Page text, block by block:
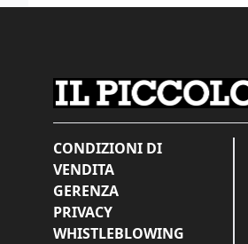
CONDIZIONI DI
VENDITA
GERENZA
PRIVACY
WHISTLEBLOWING